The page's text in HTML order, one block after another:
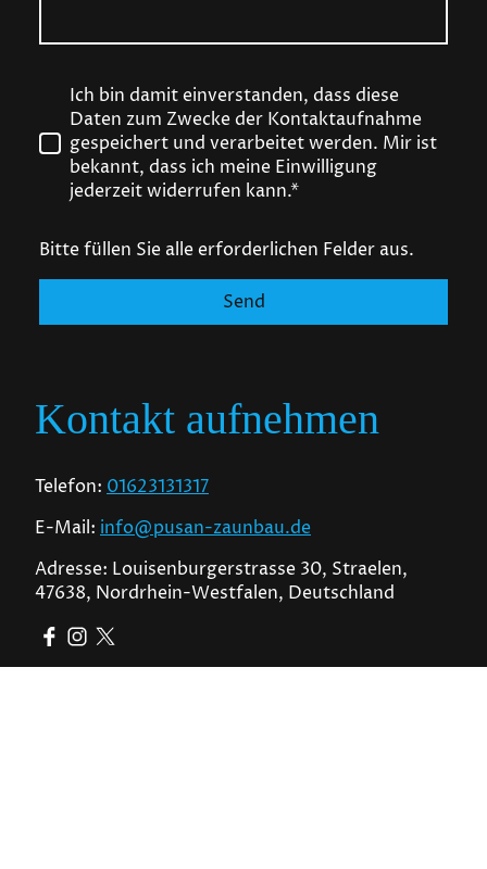
Ich bin damit einverstanden, dass diese
Daten zum Zwecke der Kontaktaufnahme
gespeichert und verarbeitet werden. Mir ist
bekannt, dass ich meine Einwilligung
jederzeit widerrufen kann.*
Bitte füllen Sie alle erforderlichen Felder aus.
Send
Kontakt aufnehmen
Telefon: 01623131317
E-Mail: info@pusan-zaunbau.de
Adresse: Louisenburgerstrasse 30, Straelen,
47638, Nordrhein-Westfalen, Deutschland